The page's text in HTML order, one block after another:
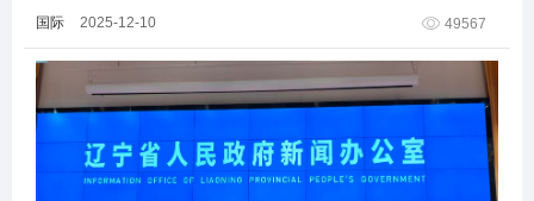
过《国际爱国公约》草案。
国际 2025-12-10 49567